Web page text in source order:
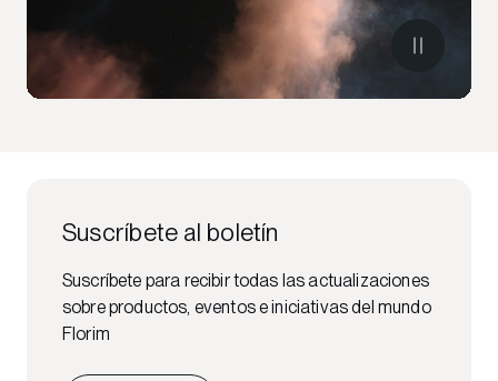
Suscríbete al boletín
Suscríbete para recibir todas las actualizaciones
sobre productos, eventos e iniciativas del mundo
Florim